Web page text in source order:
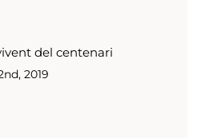
del centenari
2019